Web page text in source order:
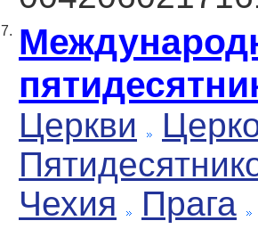
7.
Церкви
Чехия
Прага